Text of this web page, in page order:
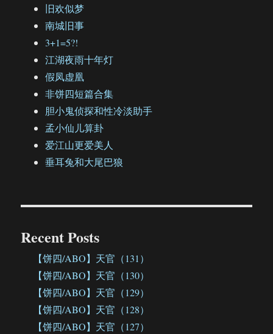
旧欢似梦
南城旧事
3+1=5?!
江湖夜雨十年灯
假凤虚凰
非饼四短篇合集
胆小鬼侦探和性冷淡助手
孟小仙儿算卦
爱江山更爱美人
垂耳兔和大尾巴狼
Recent Posts
【饼四/ABO】天官（131）
【饼四/ABO】天官（130）
【饼四/ABO】天官（129）
【饼四/ABO】天官（128）
【饼四/ABO】天官（127）